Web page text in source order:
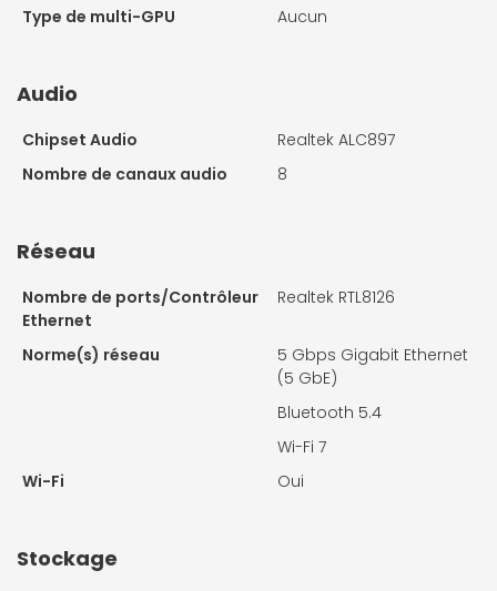
Type de multi-GPU Aucun
Audio
Chipset Audio
Realtek ALC897
Nombre de canaux audio
8
Réseau
Nombre de ports/Contrôleur
Ethernet
Realtek RTL8126
Norme(s) réseau
5 Gbps Gigabit Ethernet
(5 GbE)
Bluetooth 5.4
Wi-Fi 7
Wi-Fi
Oui
Stockage